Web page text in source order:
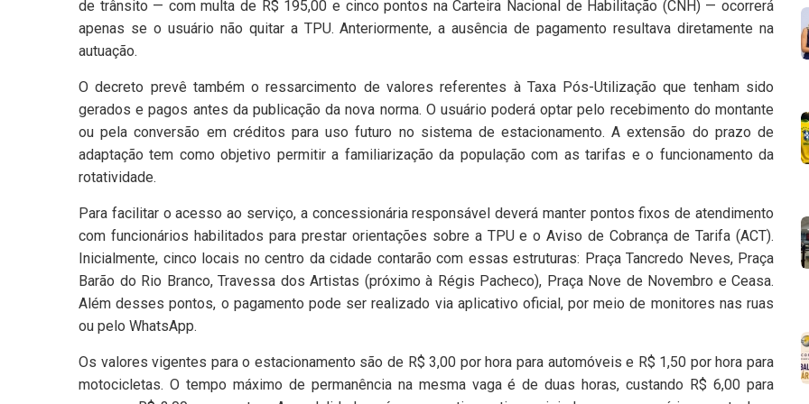
de trânsito — com multa de R$ 195,00 e cinco pontos na Carteira Nacional de Habilitação (CNH) — ocorrerá
apenas se o usuário não quitar a TPU. Anteriormente, a ausência de pagamento resultava diretamente na
autuação.
O decreto prevê também o ressarcimento de valores referentes à Taxa Pós-Utilização que tenham sido
gerados e pagos antes da publicação da nova norma. O usuário poderá optar pelo recebimento do montante
ou pela conversão em créditos para uso futuro no sistema de estacionamento. A extensão do prazo de
adaptação tem como objetivo permitir a familiarização da população com as tarifas e o funcionamento da
rotatividade.
Para facilitar o acesso ao serviço, a concessionária responsável deverá manter pontos fixos de atendimento
com funcionários habilitados para prestar orientações sobre a TPU e o Aviso de Cobrança de Tarifa (ACT).
Inicialmente, cinco locais no centro da cidade contarão com essas estruturas: Praça Tancredo Neves, Praça
Barão do Rio Branco, Travessa dos Artistas (próximo à Régis Pacheco), Praça Nove de Novembro e Ceasa.
Além desses pontos, o pagamento pode ser realizado via aplicativo oficial, por meio de monitores nas ruas
ou pelo WhatsApp.
Os valores vigentes para o estacionamento são de R$ 3,00 por hora para automóveis e R$ 1,50 por hora para
motocicletas. O tempo máximo de permanência na mesma vaga é de duas horas, custando R$ 6,00 para